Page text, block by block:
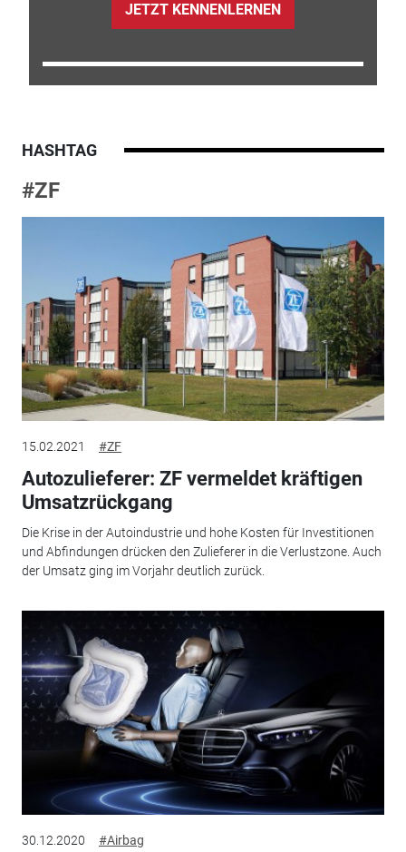
JETZT KENNENLERNEN
HASHTAG
#ZF
15.02.2021 #ZF
Autozulieferer: ZF vermeldet kräftigen
Umsatzrückgang
Die Krise in der Autoindustrie und hohe Kosten für Investitionen
und Abfindungen drücken den Zulieferer in die Verlustzone. Auch
der Umsatz ging im Vorjahr deutlich zurück.
30.12.2020 #Airbag